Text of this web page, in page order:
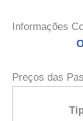
Informações
Preços das